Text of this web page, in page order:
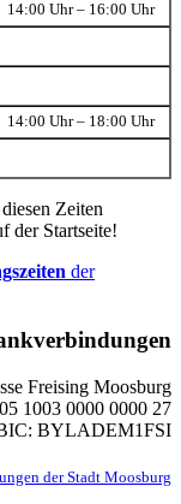
14:00 Uhr – 16:00 Uhr
14:00 Uhr – 18:00 Uhr
Zeiten
der Startseite!
der
Freising Moosburg
1003 0000 0000 27
BYLADEM1FSI
der Stadt Moosburg